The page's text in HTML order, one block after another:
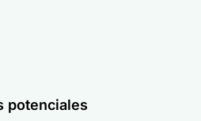
potenciales